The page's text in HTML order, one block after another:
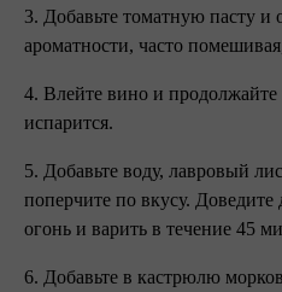
3. Добавьте томатную пасту и
ароматности, часто
4. Влейте вино и продолжайте
испарится.
5. Добавьте воду, лавровый
поперчите по вкусу.
огонь и варить в течение 45
6. Добавьте в кастрюлю